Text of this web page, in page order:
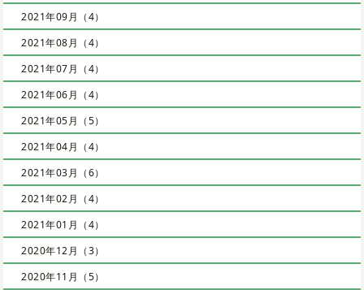
2021年09月（4）
2021年08月（4）
2021年07月（4）
2021年06月（4）
2021年05月（5）
2021年04月（4）
2021年03月（6）
2021年02月（4）
2021年01月（4）
2020年12月（3）
2020年11月（5）